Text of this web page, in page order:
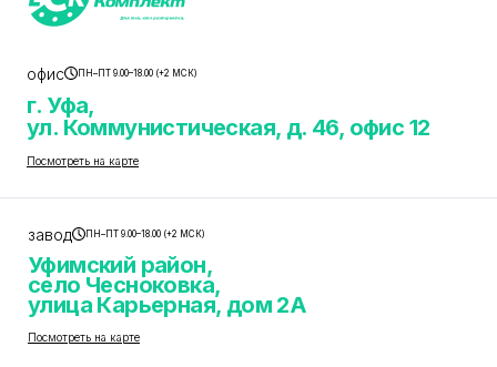
офис ПН–ПТ 9.00–18.00 (+2 МСК)
г. Уфа,
ул. Коммунистическая, д. 46, офис 12
Посмотреть на карте
завод ПН–ПТ 9.00–18.00 (+2 МСК)
Уфимский район,
село Чесноковка,
улица Карьерная, дом 2А
Посмотреть на карте